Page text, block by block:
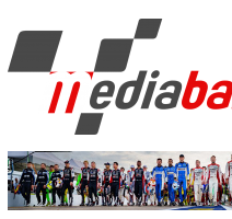
Seputar MotoGP GP2 GP3 F2 F3 SERI